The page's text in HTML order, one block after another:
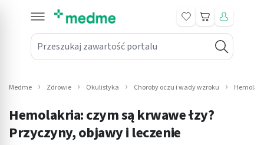
Przeszukaj zawartość portalu
Koszyk
submenu: Leki na receptę
submenu: Mama i dziecko
Medme Zdrowie Okulistyka Choroby oczu i wady wzroku
Hemolakria: czym są krwawe łzy?
Przyczyny, objawy i leczenie